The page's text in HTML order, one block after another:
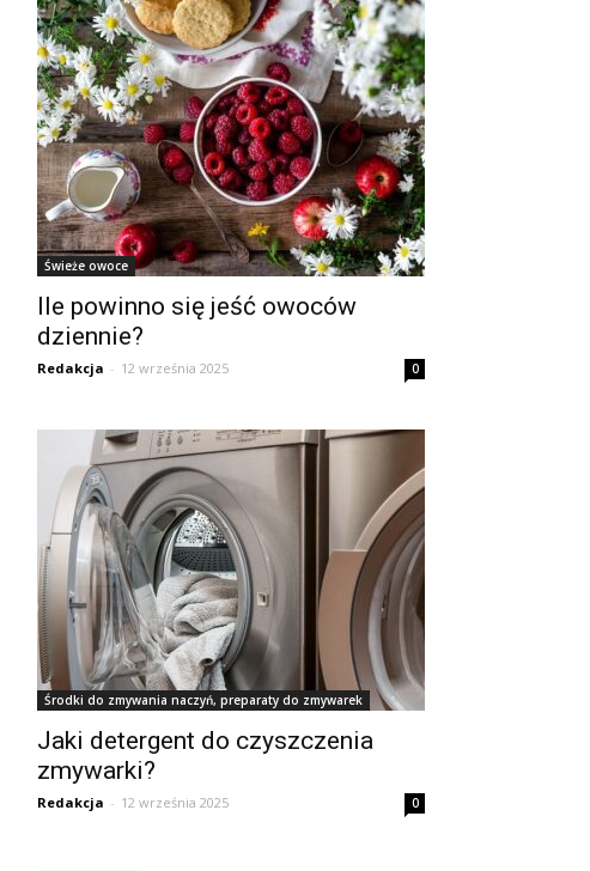
Świeże owoce
Ile powinno się jeść owoców
dziennie?
Redakcja - 12 września 2025 0
Środki do zmywania naczyń, preparaty do zmywarek
Jaki detergent do czyszczenia
zmywarki?
Redakcja - 12 września 2025 0